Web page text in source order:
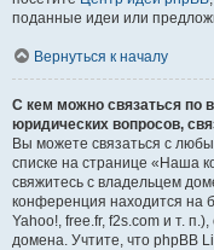
поданные идеи или
Вернуться к началу
С кем можно связаться по
юридических вопросов,
Вы можете связаться с
списке на странице «Наша
свяжитесь с владельцем
конференция находится на
Yahoo!, free.fr, f2s.com и т.
домена. Учтите, что phpBB